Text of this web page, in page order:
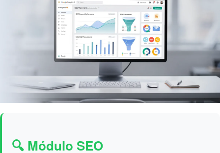
🔍 Módulo SEO